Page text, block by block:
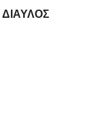
ΔΙΑΥΛΟΣ